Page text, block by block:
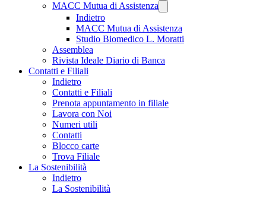
MACC Mutua di Assistenza
Indietro
MACC Mutua di Assistenza
Studio Biomedico L. Moratti
Assemblea
Rivista Ideale Diario di Banca
Contatti e Filiali
Indietro
Contatti e Filiali
Prenota appuntamento in filiale
Lavora con Noi
Numeri utili
Contatti
Blocco carte
Trova Filiale
La Sostenibilità
Indietro
La Sostenibilità